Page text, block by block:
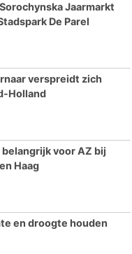
Jaarmarkt
De Parel
verspreidt zich
Holland
voor AZ bij
Haag
en droogte houden